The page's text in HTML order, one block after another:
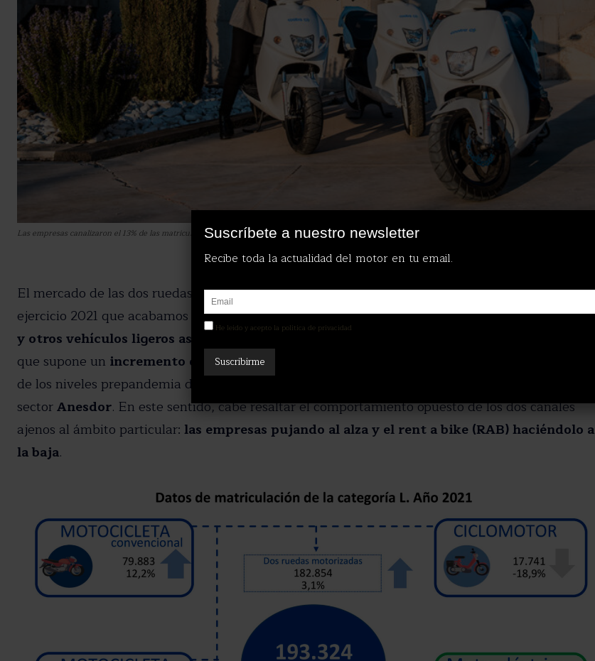
Las empresas canalizaron el 13% de las matriculaciones de motocicletas y el 19% de las de ciclomotores
El mercado de las dos ruedas ha mostrado una evolución algo mejor que el de turismos en este
ejercicio 2021 que acabamos de finalizar. Lasmatriculaciones de ciclomotores, motocicletas
y otros vehículos ligeros ascendieron en estos últimos doce meses a 193.324 unidades
que supone un incremento del 5%respecto a los registros de 2020 y quedarse a solo 4,5 puntos
de los niveles prepandemia de 2019, según los datos facilitados por la asociación de empresas del
sectorAnesdor. En este sentido, cabe resaltar el comportamiento opuesto de los dos canales
ajenos al ámbito particular: las empresas pujando al alza y el rent a bike (RAB) haciéndolo a
la baja.
Suscríbete a nuestro newsletter
Recibe toda la actualidad del motor en tu email.
He leído y acepto la política de privacidad